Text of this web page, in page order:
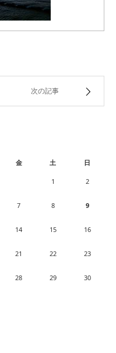
次の記事
金 土 日
1 2
7 8 9
14 15 16
21 22 23
28 29 30